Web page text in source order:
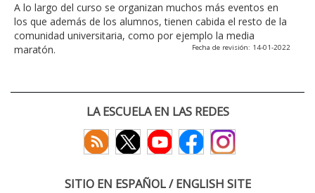
A lo largo del curso se organizan muchos más eventos en
los que además de los alumnos, tienen cabida el resto de la
comunidad universitaria, como por ejemplo la media
maratón.
Fecha de revisión: 14-01-2022
LA ESCUELA EN LAS REDES
SITIO EN ESPAÑOL / ENGLISH SITE